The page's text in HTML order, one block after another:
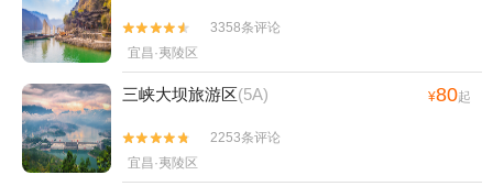


3358条评论
宜昌·夷陵区
三峡大坝旅游区(5A) ¥80起


2253条评论
宜昌·夷陵区